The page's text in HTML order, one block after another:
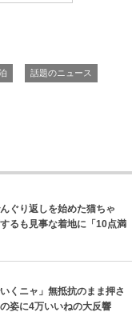
話題のニュース
ぐり返しを始めた猫ちゃ
るも見事な着地に「10点満
くニャ」無抵抗のまま押さ
姿に4万いいねの大反響